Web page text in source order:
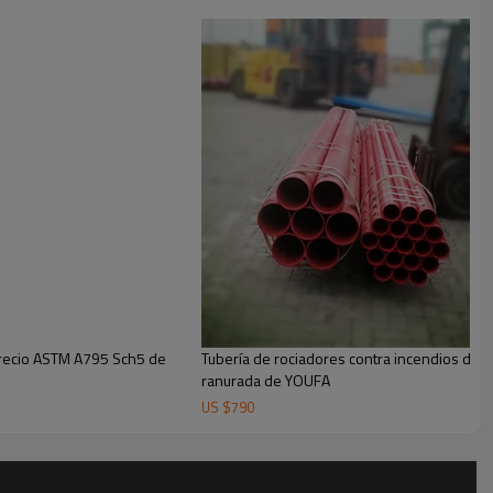
ASTM A795 Sch5 de
Tubería de rociadores contra incendios de
ranurada de YOUFA
US $790